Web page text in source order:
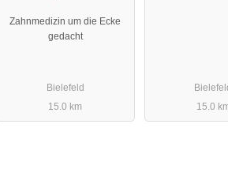
Zahnmedizin um die Ecke
gedacht
Bielefeld
15.0 km
15.0